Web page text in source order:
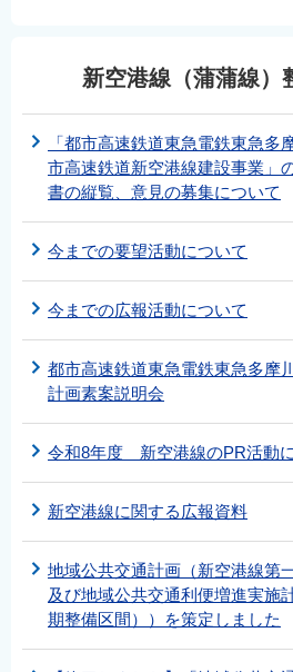
新空港線（蒲蒲線）
「都市高速鉄道東急電鉄東急多
市高速鉄道新空港線建設事業」
書の縦覧、意見の募集について
今までの要望活動について
今までの広報活動について
都市高速鉄道東急電鉄東急多摩
計画素案説明会
令和8年度 新空港線のPR活動
新空港線に関する広報資料
地域公共交通計画（新空港線第
及び地域公共交通利便増進実施
期整備区間））を策定しました